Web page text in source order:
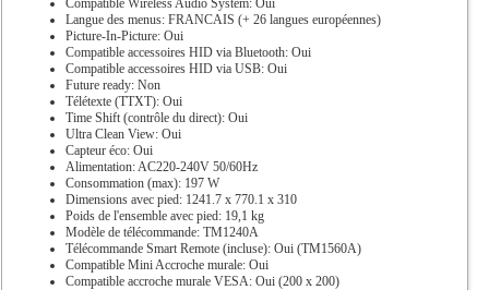
Langue des menus: FRANCAIS (+ 26 langues européennes)
Picture-In-Picture: Oui
Compatible accessoires HID via Bluetooth: Oui
Compatible accessoires HID via USB: Oui
Future ready: Non
Télétexte (TTXT): Oui
Time Shift (contrôle du direct): Oui
Ultra Clean View: Oui
Capteur éco: Oui
Alimentation: AC220-240V 50/60Hz
Consommation (max): 197 W
Dimensions avec pied: 1241.7 x 770.1 x 310
Poids de l'ensemble avec pied: 19,1 kg
Modèle de télécommande: TM1240A
Télécommande Smart Remote (incluse): Oui (TM1560A)
Compatible Mini Accroche murale: Oui
Compatible accroche murale VESA: Oui (200 x 200)